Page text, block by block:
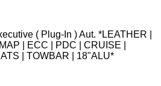
( Plug-In ) Aut. *LEATHER |
| ECC | PDC | CRUISE |
| TOWBAR | 18"ALU*